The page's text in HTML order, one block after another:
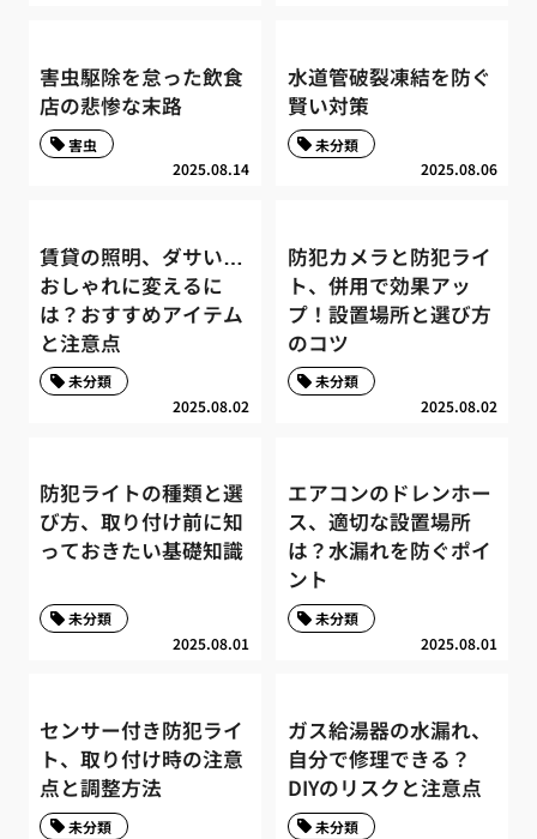
害虫駆除を怠った飲食
店の悲惨な末路
2025.08.14
害虫
水道管破裂凍結を防ぐ
賢い対策
2025.08.06
未分類
賃貸の照明、ダサい…
おしゃれに変えるに
は？おすすめアイテム
と注意点
2025.08.02
未分類
防犯カメラと防犯ライ
ト、併用で効果アッ
プ！設置場所と選び方
のコツ
2025.08.02
未分類
防犯ライトの種類と選
び方、取り付け前に知
っておきたい基礎知識
2025.08.01
未分類
エアコンのドレンホー
ス、適切な設置場所
は？水漏れを防ぐポイ
ント
2025.08.01
未分類
センサー付き防犯ライ
ト、取り付け時の注意
点と調整方法
未分類
ガス給湯器の水漏れ、
自分で修理できる？
DIYのリスクと注意点
未分類